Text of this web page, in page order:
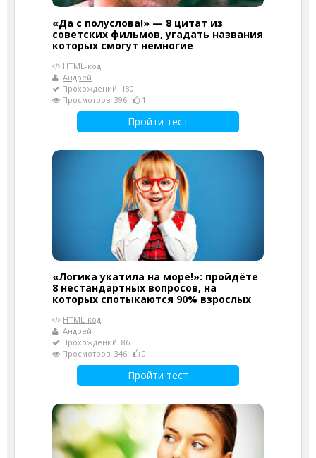
«Да с полуслова!» — 8 цитат из
советских фильмов, угадать названия
которых смогут немногие
HTML-код
Андрей
Прохождений: 180
Просмотров: 396
1
Пройти тест
«Логика укатила на море!»: пройдёте
8 нестандартных вопросов, на
которых спотыкаются 90% взрослых
HTML-код
Андрей
Прохождений: 86
Просмотров: 346
0
Пройти тест